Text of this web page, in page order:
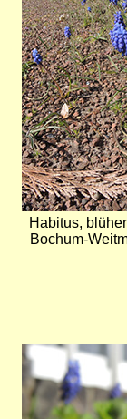
Habitus,
Bochum-
Bild